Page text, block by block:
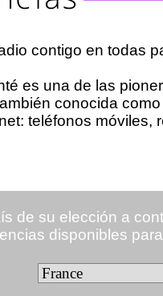
contigo en todas
es una de las
conocida
teléfonos móviles,
de su elección a
disponibles